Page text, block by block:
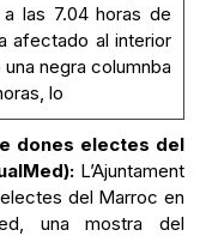
las 7.04 horas de
afectado al interior
negra columnba
lo
dones electes del
L’Ajuntament
del Marroc en
una mostra del